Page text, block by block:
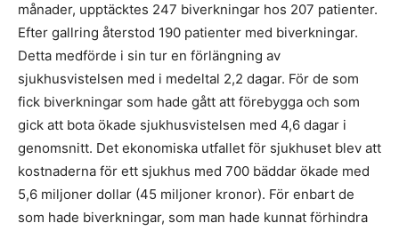
månader, upptäcktes 247 biverkningar hos 207 patienter.
Efter gallring återstod 190 patienter med biverkningar.
Detta medförde i sin tur en förlängning av
sjukhusvistelsen med i medeltal 2,2 dagar. För de som
fick biverkningar som hade gått att förebygga och som
gick att bota ökade sjukhusvistelsen med 4,6 dagar i
genomsnitt. Det ekonomiska utfallet för sjukhuset blev att
kostnaderna för ett sjukhus med 700 bäddar ökade med
5,6 miljoner dollar (45 miljoner kronor). För enbart de
som hade biverkningar, som man hade kunnat förhindra